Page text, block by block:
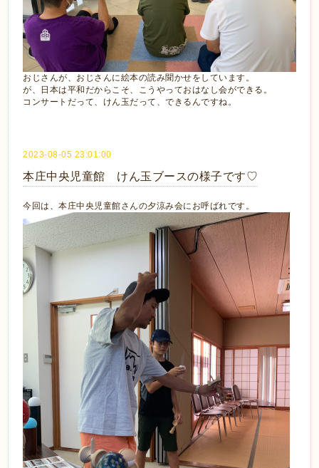
おじさんが、おじさんに絵本の読み聞かせをしています。
が、日本は平和だからこそ、こうやっておはなし会ができる。
コンサートだって、けん玉だって、できるんですね。
2023-08-05 23:01:00
本庄中央児童館 けん玉ブースの様子です♡
今回は、本庄中央児童館さんの夕涼み会にお呼ばれです。